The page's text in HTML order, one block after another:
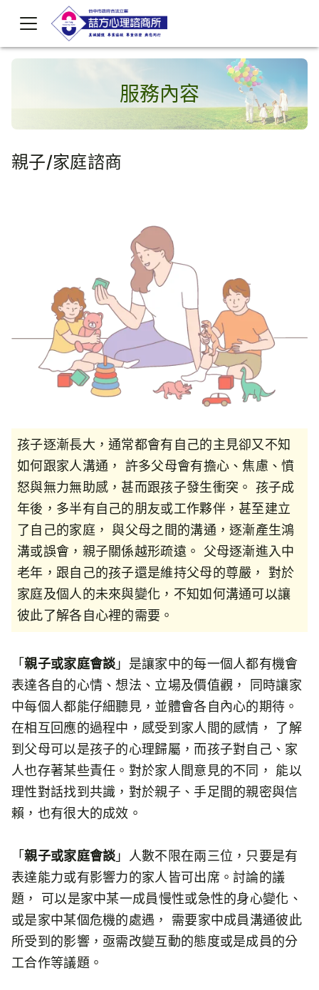
服務內容
親子/家庭諮商
孩子逐漸長大，通常都會有自己的主見卻又不知
如何跟家人溝通， 許多父母會有擔心、焦慮、憤
怒與無力無助感，甚而跟孩子發生衝突。 孩子成
年後，多半有自己的朋友或工作夥伴，甚至建立
了自己的家庭， 與父母之間的溝通，逐漸產生鴻
溝或誤會，親子關係越形疏遠。 父母逐漸進入中
老年，跟自己的孩子還是維持父母的尊嚴， 對於
家庭及個人的未來與變化，不知如何溝通可以讓
彼此了解各自心裡的需要。
「親子或家庭會談 」是讓家中的每一個人都有機會
表達各自的心情、想法、立場及價值觀， 同時讓家
中每個人都能仔細聽見，並體會各自內心的期待。
在相互回應的過程中，感受到家人間的感情， 了解
到父母可以是孩子的心理歸屬，而孩子對自己、家
人也存著某些責任。對於家人間意見的不同， 能以
理性對話找到共識，對於親子、手足間的親密與信
賴，也有很大的成效。
「親子或家庭會談 」人數不限在兩三位，只要是有
表達能力或有影響力的家人皆可出席。討論的議
題， 可以是家中某一成員慢性或急性的身心變化、
或是家中某個危機的處遇， 需要家中成員溝通彼此
所受到的影響，亟需改變互動的態度或是成員的分
工合作等議題。